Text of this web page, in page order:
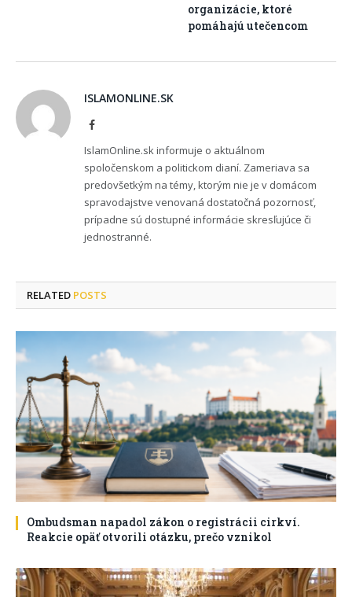
organizácie, ktoré
pomáhajú utečencom
ISLAMONLINE.SK
Facebook
IslamOnline.sk informuje o aktuálnom
spoločenskom a politickom dianí. Zameriava sa
predovšetkým na témy, ktorým nie je v domácom
spravodajstve venovaná dostatočná pozornosť,
prípadne sú dostupné informácie skresľujúce či
jednostranné.
RELATED POSTS
Ombudsman napadol zákon o registrácii cirkví.
Reakcie opäť otvorili otázku, prečo vznikol